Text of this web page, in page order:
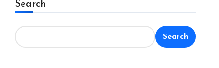
Search
Search